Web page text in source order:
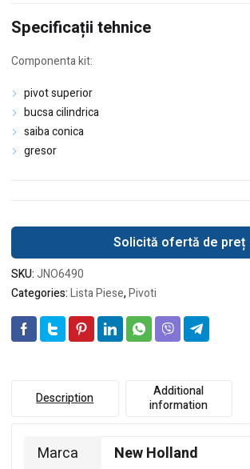
Specificații tehnice
Componenta kit:
pivot superior
bucsa cilindrica
saiba conica
gresor
Solicită ofertă de preț
SKU:JNO6490
Categories:Lista Piese,Pivoti
Description
Additional
information
Marca
New Holland